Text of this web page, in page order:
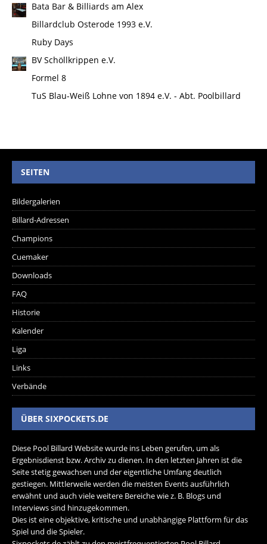
Bata Bar & Billiards am Alex
Billardclub Osterode 1993 e.V.
Ruby Days
BV Schöllkrippen e.V.
Formel 8
TuS Blau-Weiß Lohne von 1894 e.V. - Abt. Poolbillard
SEITEN
Bildergalerien
Billard-Adressen
Champions
Cuemaker
Downloads
FAQ
Historie
Kalender
Liga
Links
Verbände
ÜBER SIXPOCKETS.DE
Diese Pool Billard Website wurde ins Leben gerufen, um als
Ergebnisdienst bzw. Archiv zu dienen. In den letzten Jahren ist die
Seite stetig gewachsen und der eigentliche Umfang deutlich
gestiegen. Mittlerweile werden die meisten Events ausführlich
erwähnt und auch viele weitere Bereiche wie z. B. Blogs und
Interviews sind hinzugekommen.
Dies ist eine objektive, kritische und unabhängige Plattform für das
Spiel und die Spieler.